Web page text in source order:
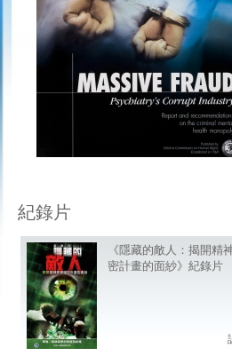
心理健康宣言
精神病學： 死亡工業博物館
CCHR全球搜尋器
《診斷與統計手冊》
《精神失常的行銷術》
《狠狠撈一筆》
《精神病學：死亡工業》
《精神科處方造成暴力行為
下載
參與活動
會員／捐款
報告藥物反應：
免費資訊工具組
訂購
紀錄片
《隱藏的敵人：揭開精
密計畫的面紗》紀錄片